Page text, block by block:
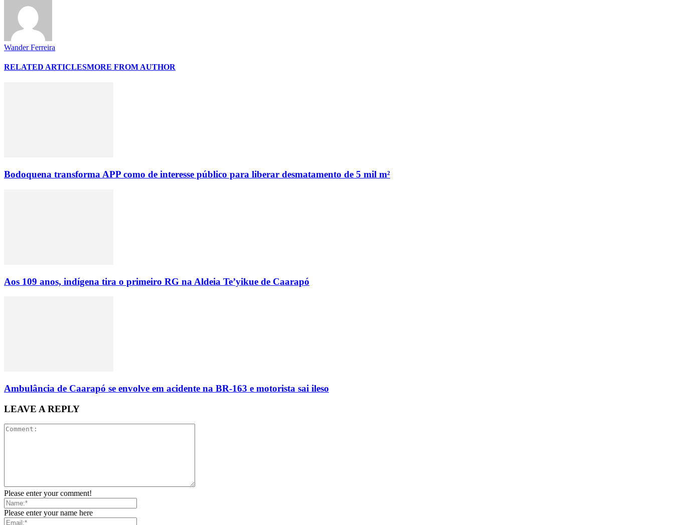
Wander Ferreira
RELATED ARTICLESMORE FROM AUTHOR
Bodoquena transforma APP como de interesse público para liberar desmatamento de 5 mil m²
Aos 109 anos, indígena tira o primeiro RG na Aldeia Te’yikue de Caarapó
Ambulância de Caarapó se envolve em acidente na BR-163 e motorista sai ileso
LEAVE A REPLY
Please enter your comment!
Please enter your name here